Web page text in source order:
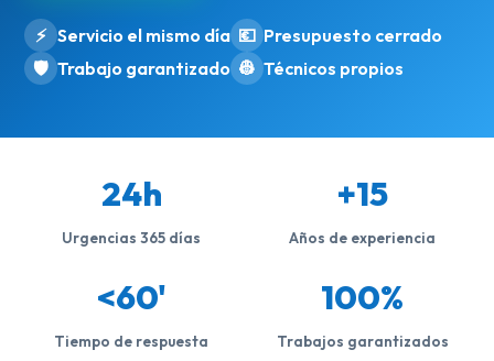
⚡ Servicio el mismo día 💶 Presupuesto cerrado
🛡️ Trabajo garantizado 👷 Técnicos propios
24h
Urgencias 365 días
+15
Años de experiencia
<60'
Tiempo de respuesta
100%
Trabajos garantizados